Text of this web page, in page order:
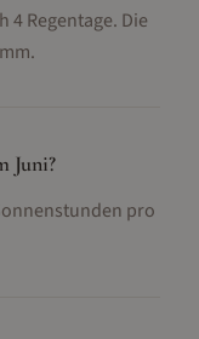
Regentage. Die
Juni?
pro